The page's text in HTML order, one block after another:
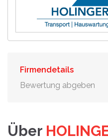
Firmendetails
Bewertung abgeben
Über